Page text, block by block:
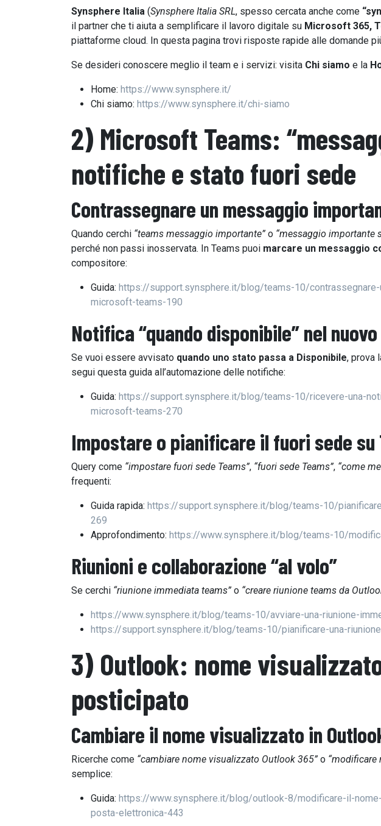
Synsphere Italia (Synsphere Italia SRL, spesso cercata anche come
il partner che ti aiuta a semplificare il lavoro digitale su Microsoft 365,
piattaforme cloud. In questa pagina trovi risposte rapide alle domande
Se desideri conoscere meglio il team e i servizi: visita Chi siamo e la
Home: https://www.synsphere.it/
Chi siamo: https://www.synsphere.it/chi-siamo
2) Microsoft Teams:
notifiche e stato fuori sede
Contrassegnare un messaggio
Quando cerchi “teams messaggio importante” o “messaggio importante
perché non passi inosservata. In Teams puoi marcare un messaggio
compositore:
Guida: https://support.synsphere.it/blog/teams-10/
microsoft-teams-190
Notifica “quando disponibile” nel
Se vuoi essere avvisato quando uno stato passa a Disponibile, prova
segui questa guida all’automazione delle notifiche:
Guida: https://support.synsphere.it/blog/teams-10/ricevere-una-
microsoft-teams-270
Impostare o pianificare il fuori sede su
Query come “impostare fuori sede Teams”, “fuori sede Teams”, “come
frequenti:
Guida rapida: https://support.synsphere.it/blog/teams-10/
269
Approfondimento: https://www.synsphere.it/blog/teams-10/
Riunioni e collaborazione “al volo”
Se cerchi “riunione immediata teams” o “creare riunione teams da
https://www.synsphere.it/blog/teams-10/avviare-una-riunione-
https://support.synsphere.it/blog/teams-10/pianificare-una-
3) Outlook: nome
posticipato
Cambiare il nome visualizzato in
Ricerche come “cambiare nome visualizzato Outlook 365” o “modificare
semplice:
Guida: https://www.synsphere.it/blog/outlook-8/modificare-il-
posta-elettronica-443